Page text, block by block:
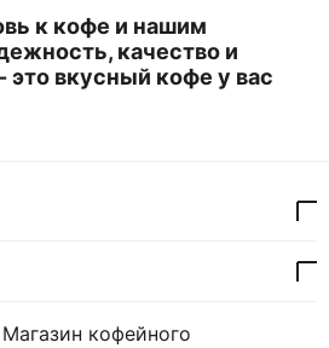
к кофе и нашим
качество и
это вкусный кофе у вас
кофейного